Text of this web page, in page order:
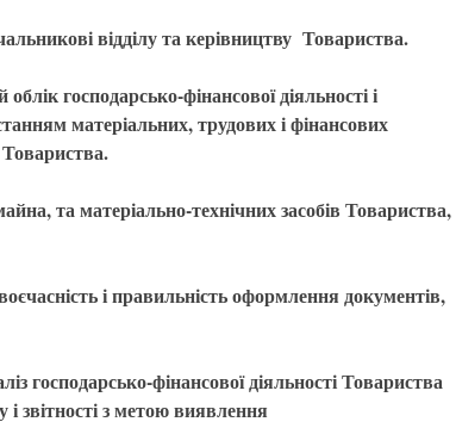
відділу та керівництву Товариства.
господарсько-фінансової діяльності і
матеріальних, трудових і фінансових
Товариства.
та матеріально-технічних засобів Товариства,
і правильність оформлення документів,
господарсько-фінансової діяльності Товариства
і звітності з метою виявлення